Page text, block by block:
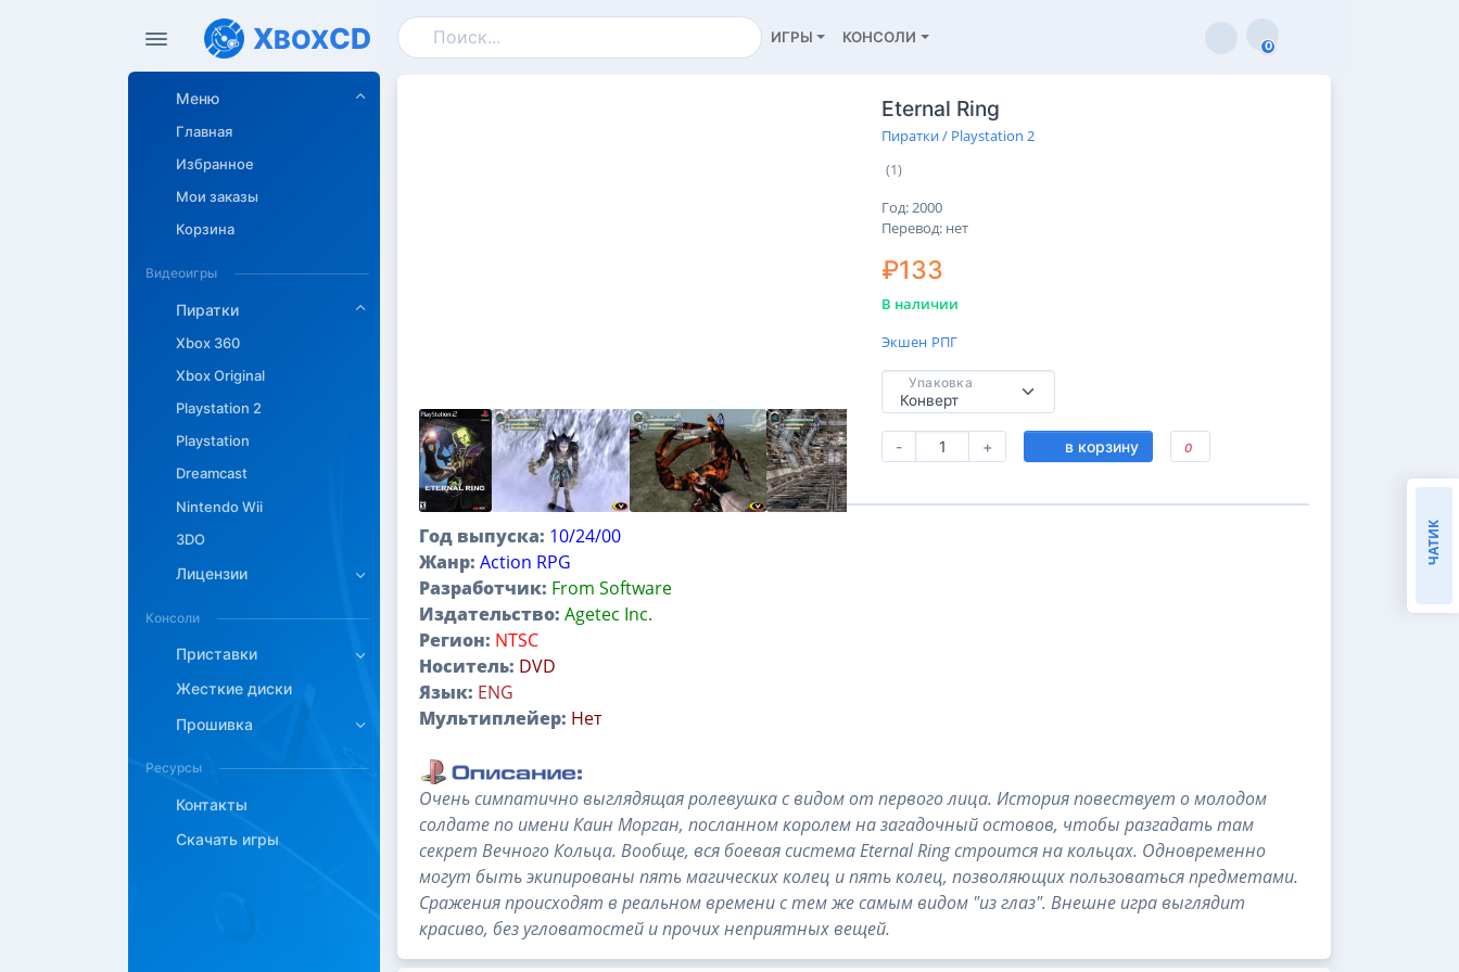
XBOXCD
Меню
Главная
Избранное
Мои заказы
Корзина
Видеоигры
Пиратки
Xbox 360
Xbox Original
Playstation 2
Playstation
Dreamcast
Nintendo Wii
3DO
Лицензии
Консоли
Приставки
Жесткие диски
Прошивка
Ресурсы
Контакты
Скачать игры
ИГРЫ КОНСОЛИ
0
0
Eternal Ring
Пиратки / Playstation 2
(1)
Год: 2000
Перевод: нет
₽133
В наличии
Экшен РПГ
Упаковка
- + в корзину 0
Описание Характеристики Отзывы
Год выпуска: 10/24/00
Жанр: Action RPG
Разработчик: From Software
Издательство: Agetec Inc.
Регион: NTSC
Носитель: DVD
Язык: ENG
Мультиплейер: Нет
Очень симпатично выглядящая ролевушка с видом от первого лица. История повествует о молодом
солдате по имени Каин Морган, посланном королем на загадочный остовов, чтобы разгадать там
секрет Вечного Кольца. Вообще, вся боевая система Eternal Ring строится на кольцах. Одновременно
могут быть экипированы пять магических колец и пять колец, позволяющих пользоваться предметами.
Сражения происходят в реальном времени с тем же самым видом "из глаз". Внешне игра выглядит
красиво, без угловатостей и прочих неприятных вещей.
ЧАТИК